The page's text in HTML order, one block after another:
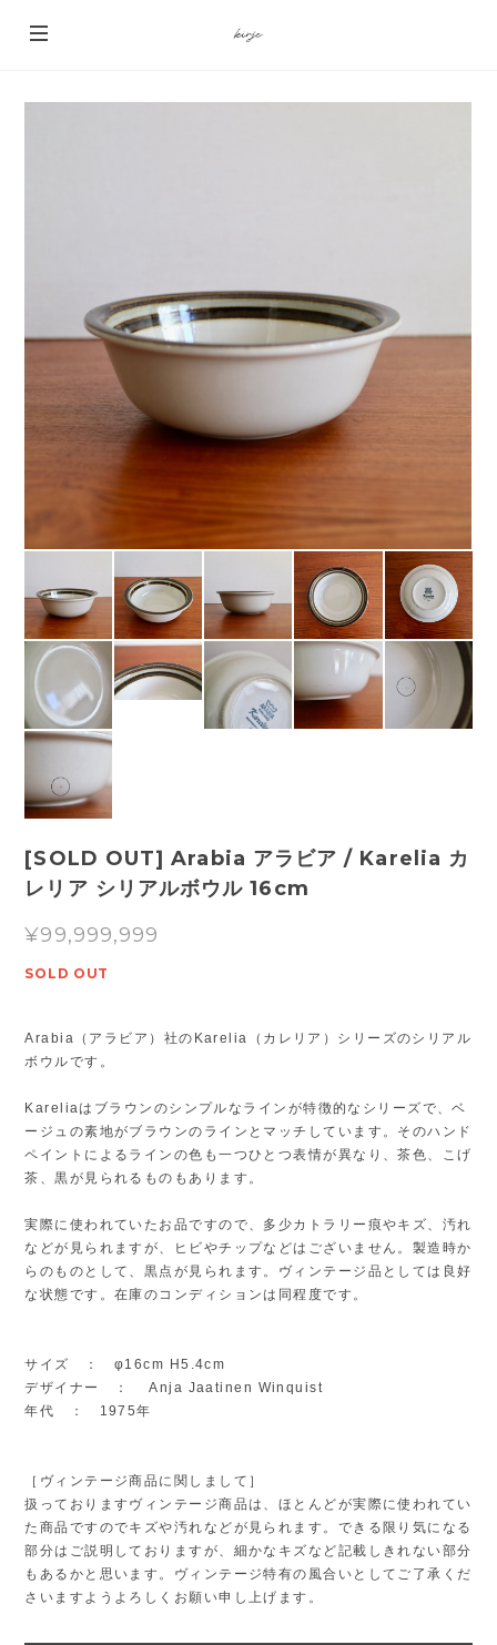
[SOLD OUT] Arabia アラビア / Karelia カ
レリア シリアルボウル 16cm
¥99,999,999
SOLD OUT
Arabia（アラビア）社のKarelia（カレリア）シリーズのシリアル
ボウルです。
Kareliaはブラウンのシンプルなラインが特徴的なシリーズで、ベ
ージュの素地がブラウンのラインとマッチしています。そのハンド
ペイントによるラインの色も一つひとつ表情が異なり、茶色、こげ
茶、黒が見られるものもあります。
実際に使われていたお品ですので、多少カトラリー痕やキズ、汚れ
などが見られますが、ヒビやチップなどはございません。製造時か
らのものとして、黒点が見られます。ヴィンテージ品としては良好
な状態です。在庫のコンディションは同程度です。
サイズ ： φ16cm H5.4cm
デザイナー ： Anja Jaatinen Winquist
年代 ： 1975年
［ヴィンテージ商品に関しまして］
扱っておりますヴィンテージ商品は、ほとんどが実際に使われてい
た商品ですのでキズや汚れなどが見られます。できる限り気になる
部分はご説明しておりますが、細かなキズなど記載しきれない部分
もあるかと思います。ヴィンテージ特有の風合いとしてご了承くだ
さいますようよろしくお願い申し上げます。